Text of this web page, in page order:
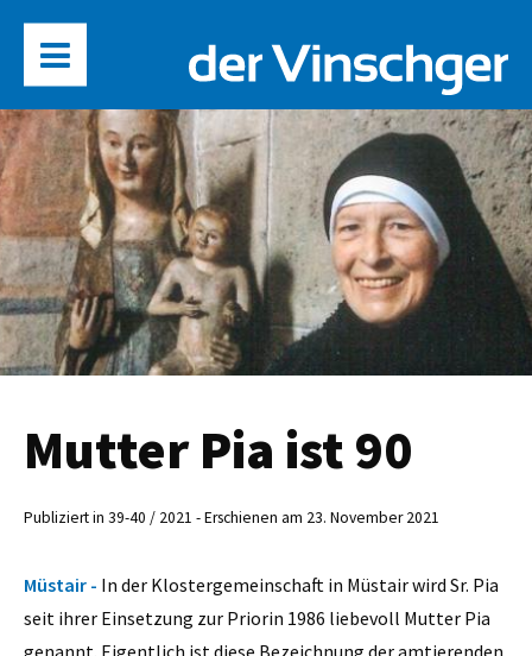
Mutter Pia ist 90
Publiziert in 39-40 / 2021 - Erschienen am 23. November 2021
Müstair - In der Klostergemeinschaft in Müstair wird Sr. Pia
seit ihrer Einsetzung zur Priorin 1986 liebevoll Mutter Pia
genannt. Eigentlich ist diese Bezeichnung der amtierenden